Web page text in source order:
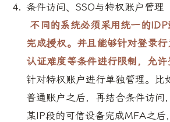
条件访问、SSO与特权账户管理
不同的系统必须采用统一的
完成授权。并且能够针对登录行
认证难度等条件进行限制，允
针对特权账户进行单独管理。比
普通账户之后，再结合条件访问
某IP段的可信设备完成MFA之后